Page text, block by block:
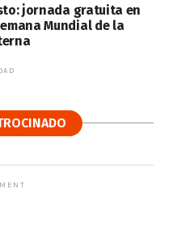
jornada gratuita en
Mundial de la